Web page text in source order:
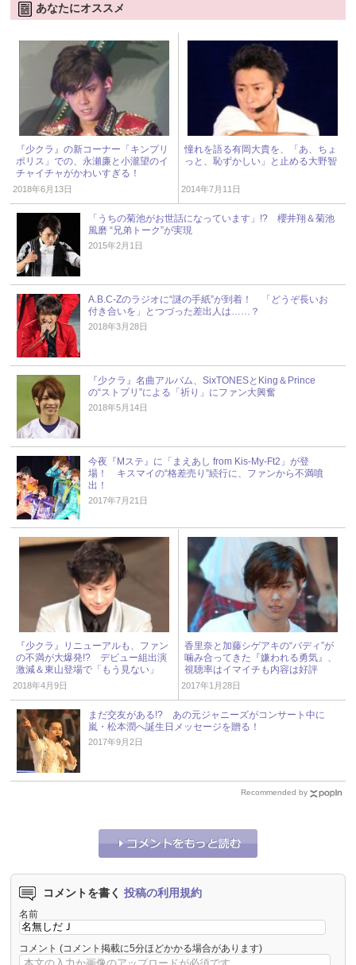
あなたにオススメ
『少クラ』の新コーナー「キンプリ
ポリス」での、永瀬廉と小瀧望のイ
チャイチャがかわいすぎる！
2018年6月13日
憧れを語る有岡大貴を、「あ、ちょ
っと、恥ずかしい」と止める大野智
2014年7月11日
「うちの菊池がお世話になっています」!? 櫻井翔＆菊池
風磨 “兄弟トーク”が実現
2015年2月1日
A.B.C-Zのラジオに“謎の手紙”が到着！ 「どうぞ長いお
付き合いを」とつづった差出人は……？
2018年3月28日
『少クラ』名曲アルバム、SixTONESとKing＆Prince
の“ストプリ”による「祈り」にファン大興奮
2018年5月14日
今夜『Mステ』に「まえあし from Kis-My-Ft2」が登
場！ キスマイの“格差売り”続行に、ファンから不満噴
出！
2017年7月21日
『少クラ』リニューアルも、ファン
の不満が大爆発!? デビュー組出演
激減＆東山登場で「もう見ない」
2018年4月9日
香里奈と加藤シゲアキの“バディ”が
噛み合ってきた『嫌われる勇気』、
視聴率はイマイチも内容は好評
2017年1月28日
まだ交友がある!? あの元ジャニーズがコンサート中に
嵐・松本潤へ誕生日メッセージを贈る！
2017年9月2日
Recommended by
コメントを書く 投稿の利用規約
名前
コメント (コメント掲載に5分ほどかかる場合があります)